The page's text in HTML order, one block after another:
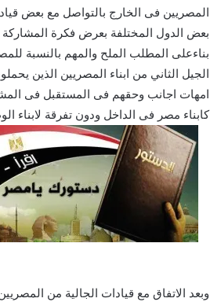
المصريين فى الخارج بالتواصل مع بعض
بعض الدول المختلفة بعرض فكرة
بناءعلى المطلب الملح والمهم بالنسبة
الجيل الثاني من ابناء المصريين الذين
امهات اجانب وحقهم فى المستقبل فى
كابناء مصر فى الداخل ودون تفرقة لابناء
وبعد الاتفاق مع قيادات الجالية من